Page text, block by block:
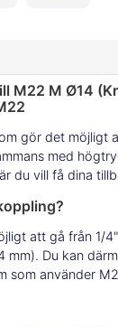
M22 M Ø14
gör det möjligt
med
du vill få dina
att gå från 1/
mm). Du kan
som använder